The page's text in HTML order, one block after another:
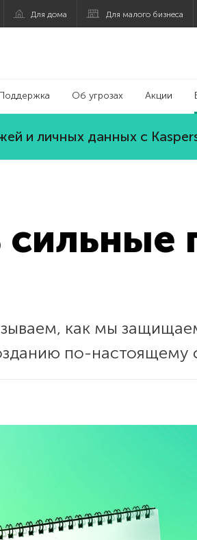
Для дома Для малого бизнеса
Об угрозах Акции
и личных данных с
сильные
как мы
по-настоящему